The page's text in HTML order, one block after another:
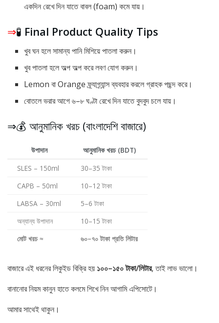
একদিন রেখে দিন যাতে বাবল (foam) কমে যায়।
⇒🧪 Final Product Quality Tips
খুব ঘন হলে সামান্য পানি মিশিয়ে পাতলা করুন।
খুব পাতলা হলে অল্প অল্প করে লবণ যোগ করুন।
Lemon বা Orange ফ্র্যাগ্র্যান্স ব্যবহার করলে গ্রাহক পছন্দ করে।
বোতলে ভরার আগে ৬–৮ ঘণ্টা রেখে দিন যাতে বুদবুদ চলে যায়।
⇒💰 আনুমানিক খরচ (বাংলাদেশি বাজারে)
উপাদান
আনুমানিক খরচ (BDT)
SLES – 150ml
30–35 টাকা
CAPB – 50ml
10–12 টাকা
LABSA – 30ml
5–6 টাকা
অন্যান্য উপাদান
10–15 টাকা
মোট খরচ ≈
৬০–৭০ টাকা প্রতি লিটার
বাজারে এই ধরনের লিকুইড বিক্রি হয় ১০০–১৫০ টাকা/লিটার, তাই লাভ ভালো।
বানানোর নিয়ম কানুন হাতে কলমে শিখে নিন আগামি এপিসোটে।
আমার সাথেই থাকুন।